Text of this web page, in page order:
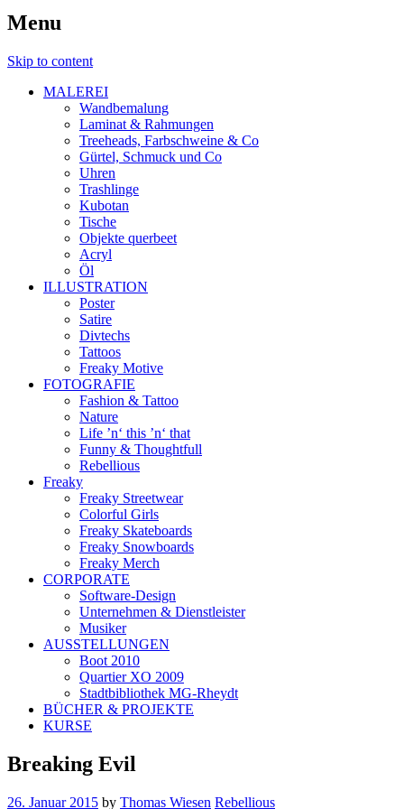
Menu
Skip to content
MALEREI
Wandbemalung
Laminat & Rahmungen
Treeheads, Farbschweine & Co
Gürtel, Schmuck und Co
Uhren
Trashlinge
Kubotan
Tische
Objekte querbeet
Acryl
Öl
ILLUSTRATION
Poster
Satire
Divtechs
Tattoos
Freaky Motive
FOTOGRAFIE
Fashion & Tattoo
Nature
Life ’n‘ this ’n‘ that
Funny & Thoughtfull
Rebellious
Freaky
Freaky Streetwear
Colorful Girls
Freaky Skateboards
Freaky Snowboards
Freaky Merch
CORPORATE
Software-Design
Unternehmen & Dienstleister
Musiker
AUSSTELLUNGEN
Boot 2010
Quartier XO 2009
Stadtbibliothek MG-Rheydt
BÜCHER & PROJEKTE
KURSE
Breaking Evil
26. Januar 2015 by Thomas Wiesen Rebellious